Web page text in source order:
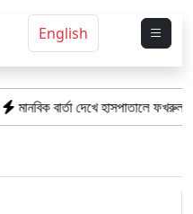
English
বার্তা দেখে হাসপাতালে ফখরুল ইসলাম